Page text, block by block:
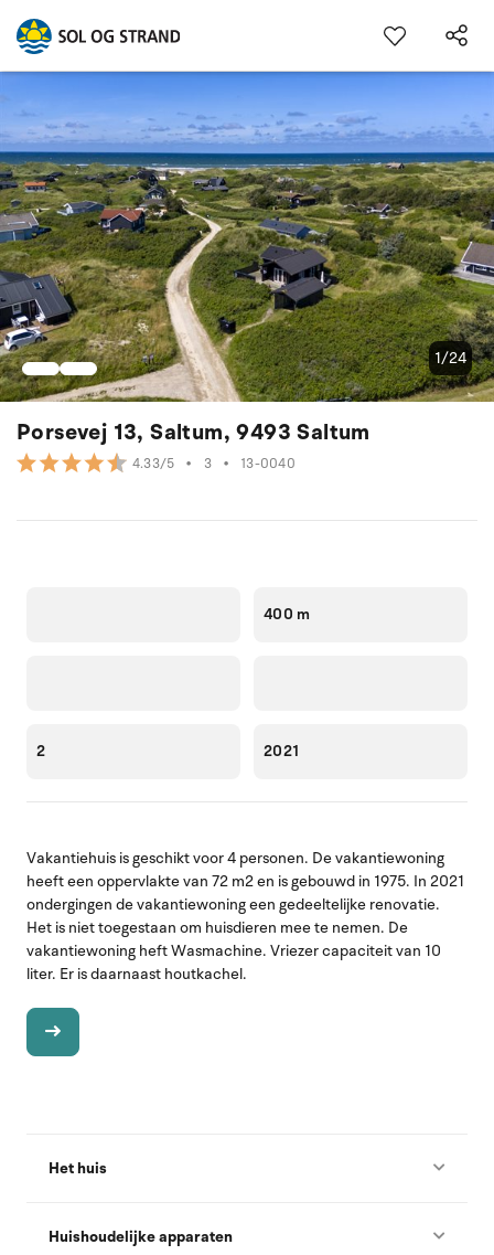
Porsevej 13, Saltum, 9493 Saltum
4.33/5 • 3 • 13-0040
1/24
400 m
2 2021
Vakantiehuis is geschikt voor 4 personen. De vakantiewoning
heeft een oppervlakte van 72 m2 en is gebouwd in 1975. In 2021
ondergingen de vakantiewoning een gedeeltelijke renovatie.
Het is niet toegestaan om huisdieren mee te nemen. De
vakantiewoning heft Wasmachine. Vriezer capaciteit van 10
liter. Er is daarnaast houtkachel.
Het huis
Huishoudelijke apparaten